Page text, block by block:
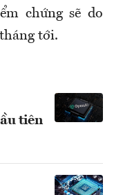
chứng sẽ do
tới.
tiên